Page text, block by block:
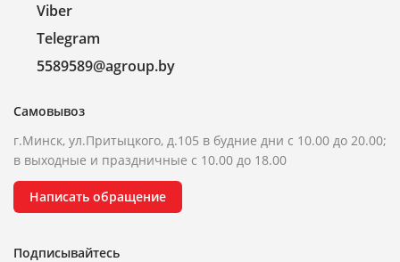
Viber
Telegram
5589589@agroup.by
Самовывоз
г.Минск, ул.Притыцкого, д.105 в будние дни с 10.00 до 20.00;
в выходные и праздничные с 10.00 до 18.00
Написать обращение
Подписывайтесь